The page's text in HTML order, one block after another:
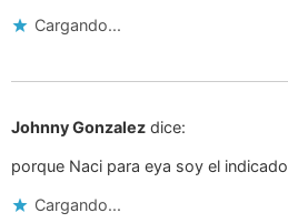
Cargando...
Johnny Gonzalez dice:
porque Naci para eya soy el indicado
Cargando...